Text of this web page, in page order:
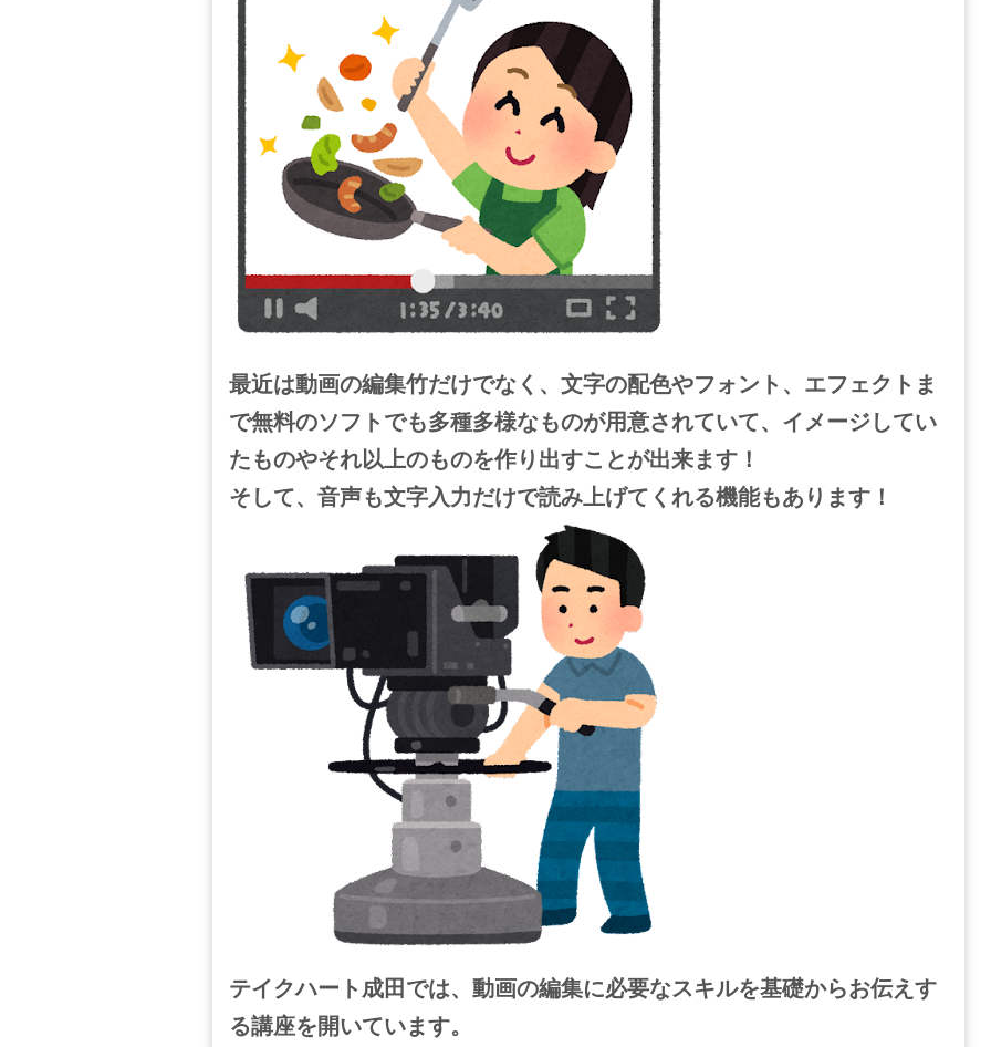
最近は動画の編集竹だけでなく、文字の配色やフォント、エフェクトま
で無料のソフトでも多種多様なものが用意されていて、イメージしてい
たものやそれ以上のものを作り出すことが出来ます！
そして、音声も文字入力だけで読み上げてくれる機能もあります！
テイクハート成田では、動画の編集に必要なスキルを基礎からお伝えす
る講座を開いています。